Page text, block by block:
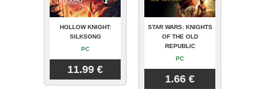
HOLLOW KNIGHT:
SILKSONG
PC
11.99 €
STAR WARS: KNIGHTS
OF THE OLD
REPUBLIC
PC
1.66 €